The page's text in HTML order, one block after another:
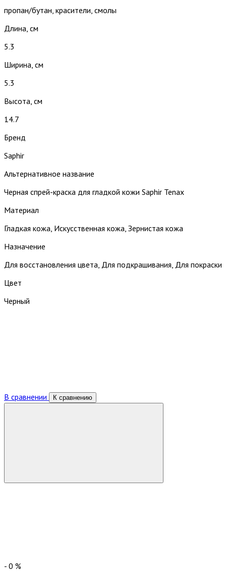
пропан/бутан, красители, смолы
Длина, см
5.3
Ширина, см
5.3
Высота, см
14.7
Бренд
Saphir
Альтернативное название
Черная спрей-краска для гладкой кожи Saphir Tenax
Материал
Гладкая кожа, Искусственная кожа, Зернистая кожа
Назначение
Для восстановления цвета, Для подкрашивания, Для покраски
Цвет
Черный
В сравнении К сравнению
- 0 %